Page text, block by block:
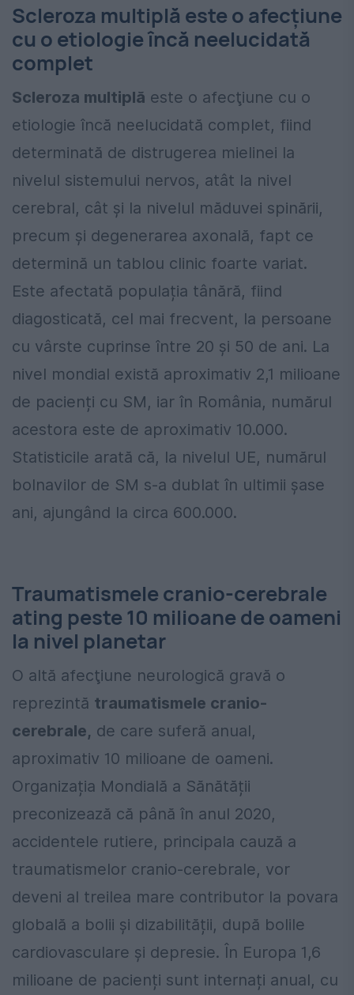
Scleroza multiplă este o afecţiune
cu o etiologie încă neelucidată
complet
Scleroza multiplă este o afecţiune cu o
etiologie încă neelucidată complet, fiind
determinată de distrugerea mielinei la
nivelul sistemului nervos, atât la nivel
cerebral, cât și la nivelul măduvei spinării,
precum şi degenerarea axonală, fapt ce
determină un tablou clinic foarte variat.
Este afectată populația tânără, fiind
diagosticată, cel mai frecvent, la persoane
cu vârste cuprinse între 20 și 50 de ani. La
nivel mondial există aproximativ 2,1 milioane
de pacienți cu SM, iar în România, numărul
acestora este de aproximativ 10.000.
Statisticile arată că, la nivelul UE, numărul
bolnavilor de SM s-a dublat în ultimii șase
ani, ajungând la circa 600.000.
Traumatismele cranio-cerebrale
ating peste 10 milioane de oameni
la nivel planetar
O altă afecţiune neurologică gravă o
reprezintă traumatismele cranio-
cerebrale, de care suferă anual,
aproximativ 10 milioane de oameni.
Organizația Mondială a Sănătății
preconizează că până în anul 2020,
accidentele rutiere, principala cauză a
traumatismelor cranio-cerebrale, vor
deveni al treilea mare contributor la povara
globală a bolii și dizabilității, după bolile
cardiovasculare și depresie. În Europa 1,6
milioane de pacienți sunt internați anual, cu